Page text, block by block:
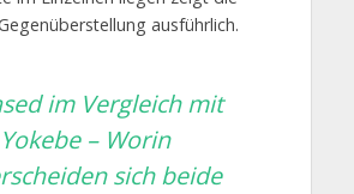
ausführlich.
im Vergleich mit
Yokebe – Worin
sich beide